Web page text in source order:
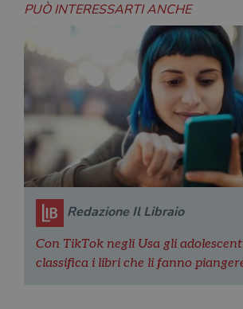
PUÒ INTERESSARTI ANCHE
Redazione Il Libraio
Con TikTok negli Usa gli
classifica i libri che li fanno